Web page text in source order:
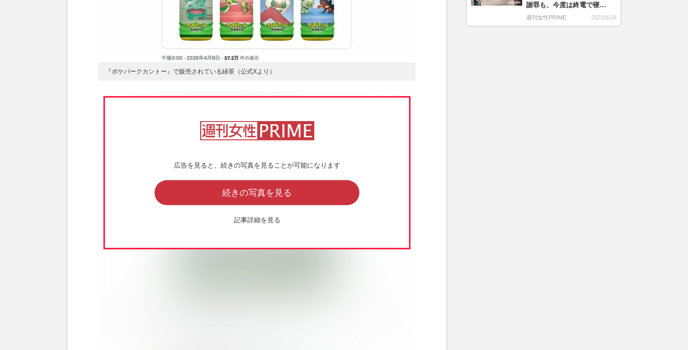
『ポケパークカントー』で販売されている緑茶（公式Xより）
広告を見ると、続きの写真を見ることが可能になります
続きの写真を見る
記事詳細を見る
謝罪も、今度は終電で寝…
週刊女性PRIME 2023/6/29